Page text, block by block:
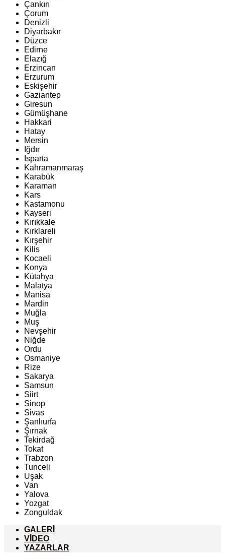
Çankırı
Çorum
Denizli
Diyarbakır
Düzce
Edirne
Elazığ
Erzincan
Erzurum
Eskişehir
Gaziantep
Giresun
Gümüşhane
Hakkari
Hatay
Mersin
Iğdır
Isparta
Kahramanmaraş
Karabük
Karaman
Kars
Kastamonu
Kayseri
Kırıkkale
Kırklareli
Kırşehir
Kilis
Kocaeli
Konya
Kütahya
Malatya
Manisa
Mardin
Muğla
Muş
Nevşehir
Niğde
Ordu
Osmaniye
Rize
Sakarya
Samsun
Siirt
Sinop
Sivas
Şanlıurfa
Şırnak
Tekirdağ
Tokat
Trabzon
Tunceli
Uşak
Van
Yalova
Yozgat
Zonguldak
GALERİ
VİDEO
YAZARLAR